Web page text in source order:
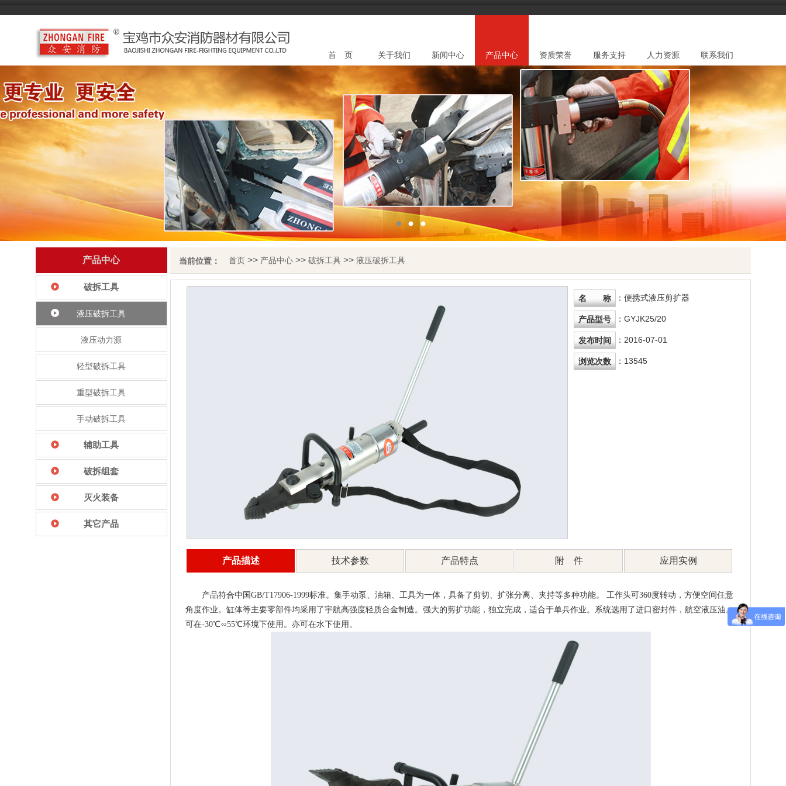
首 页 关于我们 新闻中心 产品中心 资质荣誉 服务支持 人力资源 联系我们
产品中心
破拆工具
液压破拆工具
液压动力源
轻型破拆工具
重型破拆工具
手动破拆工具
辅助工具
破拆组套
灭火装备
其它产品
当前位置： 首页 >> 产品中心 >> 破拆工具 >> 液压破拆工具
名 称 ：便携式液压剪扩器
产品型号 ：GYJK25/20
发布时间 ：2016-07-01
浏览次数 ：13545
产品描述 技术参数 产品特点 附 件 应用实例
产品符合中国GB/T17906-1999标准。集手动泵、油箱、工具为一体，具备了剪切、扩张分离、夹持等多种功能。
工作头可360度转动，方便空间任意
角度作业。缸体等主要零部件均采用了宇航高强度轻质合金制造。强大的剪扩功能，独立完成，适合于单兵作业。 系统选用了进口密封件，航空液压油。
可在-30℃∽55℃环境下使用。亦可在水下使用。